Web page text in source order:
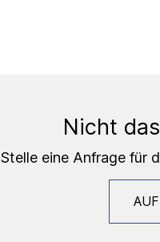
Nicht
Stelle eine Anfrage für